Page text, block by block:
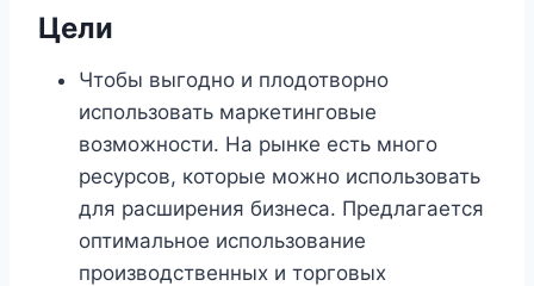
Цели
Чтобы выгодно и плодотворно
использовать маркетинговые
возможности. На рынке есть много
ресурсов, которые можно использовать
для расширения бизнеса. Предлагается
оптимальное использование
производственных и торговых